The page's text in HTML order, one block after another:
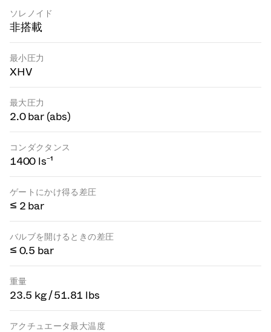
ソレノイド
非搭載
最小圧力
XHV
最大圧力
2.0 bar (abs)
コンダクタンス
1400 ls⁻¹
ゲートにかけ得る差圧
≤ 2 bar
バルブを開けるときの差圧
≤ 0.5 bar
重量
23.5 kg / 51.81 lbs
アクチュエータ最大温度